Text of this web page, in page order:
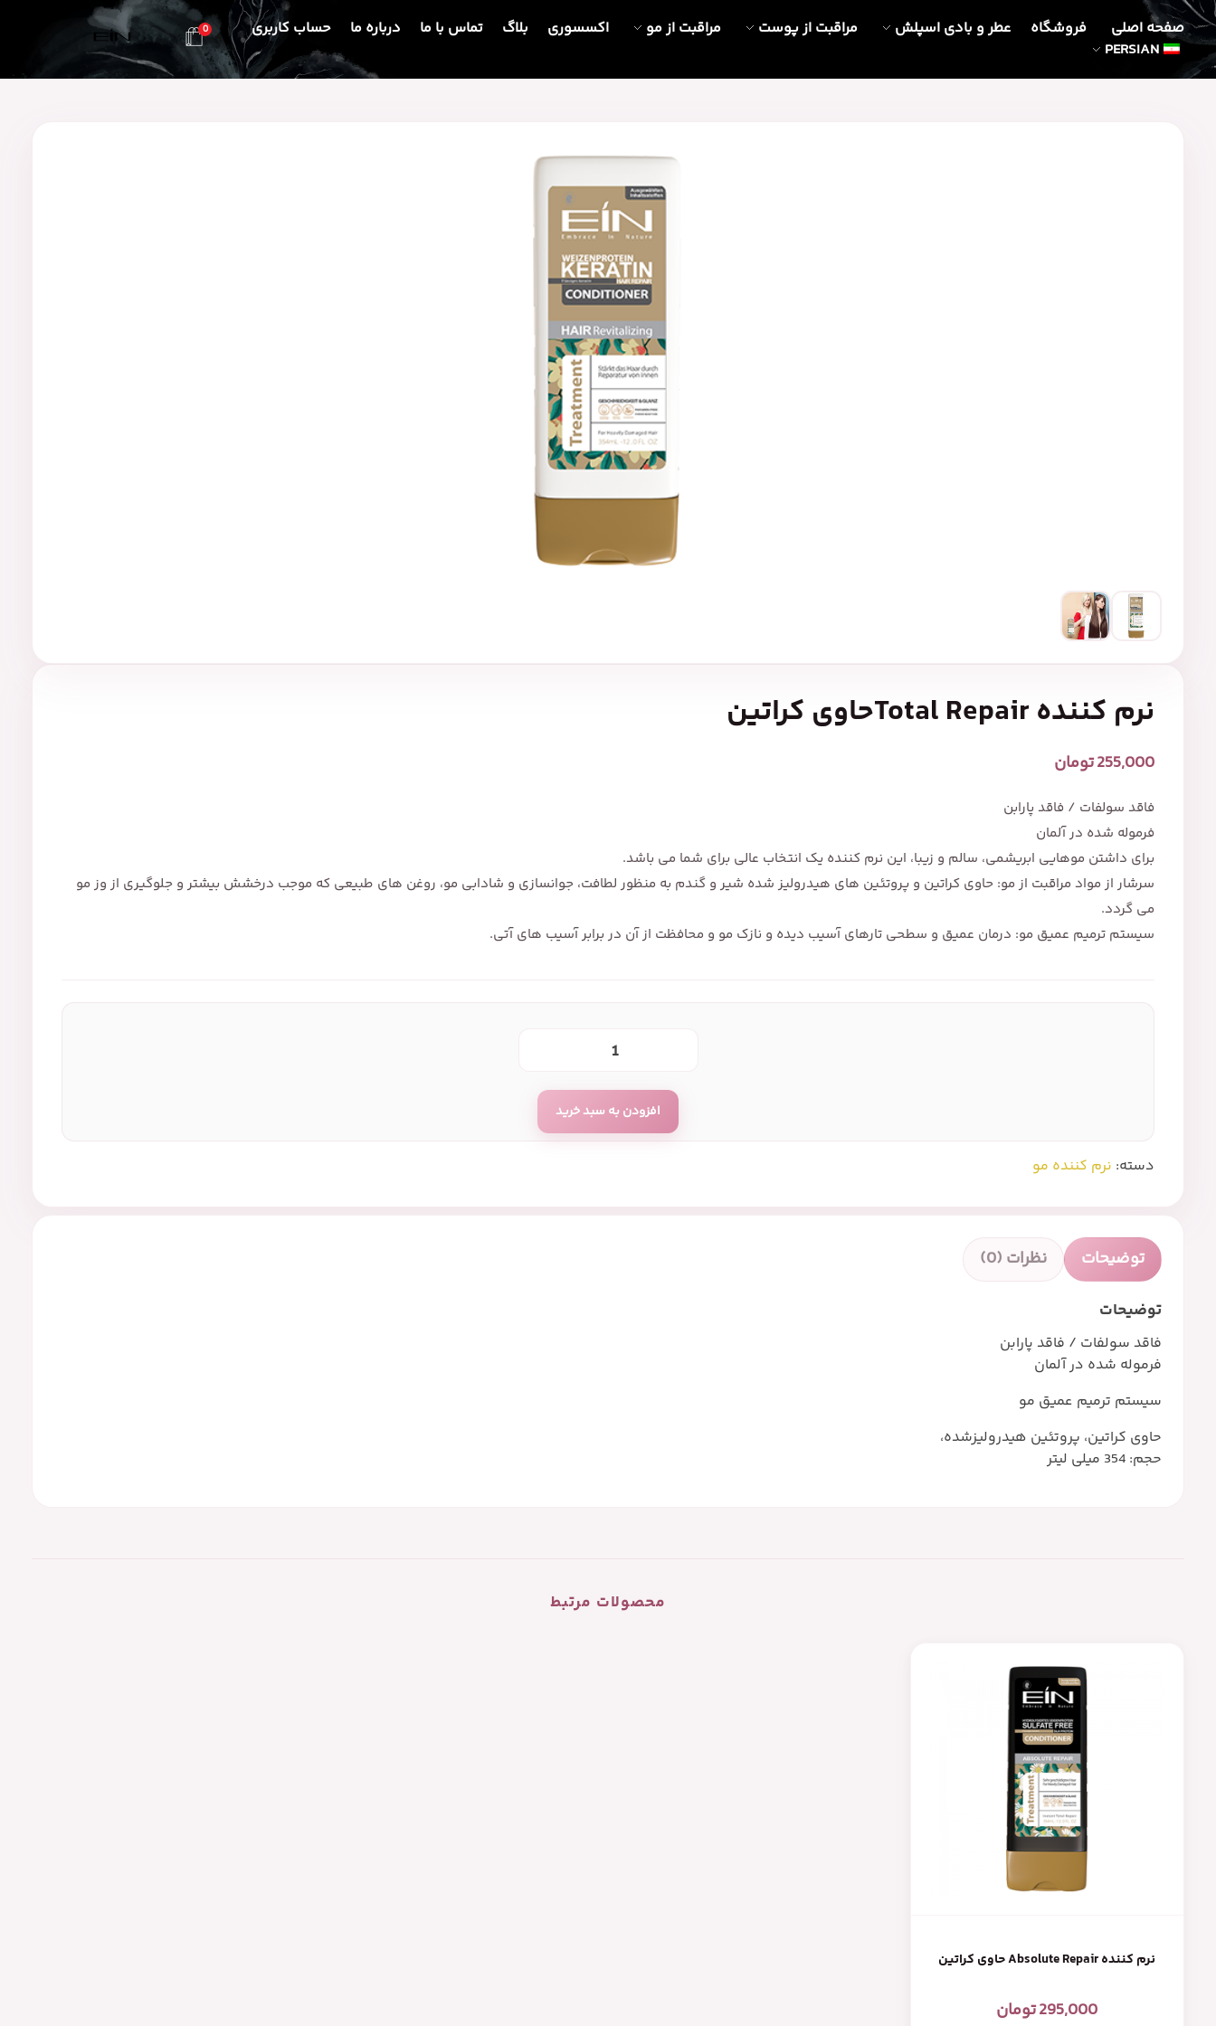
صفحه اصلی فروشگاه عطر و بادی اسپلش مراقبت از پوست مراقبت از مو اکسسوری بلاگ تماس با ما درباره ما
حساب کاربری
PERSIAN
0
محصولات بهداشتی و زیبایی EINمحصولات بهداشتی و زیبایی EIN
نرم کننده Total Repairحاوی کراتین
255,000تومان
فاقد سولفات / فاقد پارابن
فرموله شده در آلمان
برای داشتن موهایی ابریشمی، سالم و زیبا، این نرم کننده یک انتخاب عالی برای شما می باشد.
سرشار از مواد مراقبت از مو: حاوی کراتین و پروتئین های هیدرولیز شده شیر و گندم به منظور لطافت، جوانسازی و شادابی مو، روغن های طبیعی که موجب درخشش بیشتر و جلوگیری از وز مو
می گردد.
سیستم ترمیم عمیق مو: درمان عمیق و سطحی تارهای آسیب دیده و نازک مو و محافظت از آن در برابر آسیب های آتی.
افزودن به سبد خرید
دسته: نرم کننده مو
توضیحات نظرات (0)
توضیحات
فاقد سولفات / فاقد پارابن
فرموله شده در آلمان
سیستم ترمیم عمیق مو
حاوی کراتین، پروتئین هیدرولیزشده،
حجم: 354 میلی لیتر
محصولات مرتبط
نرم کننده Absolute Repair حاوی کراتین
295,000تومان